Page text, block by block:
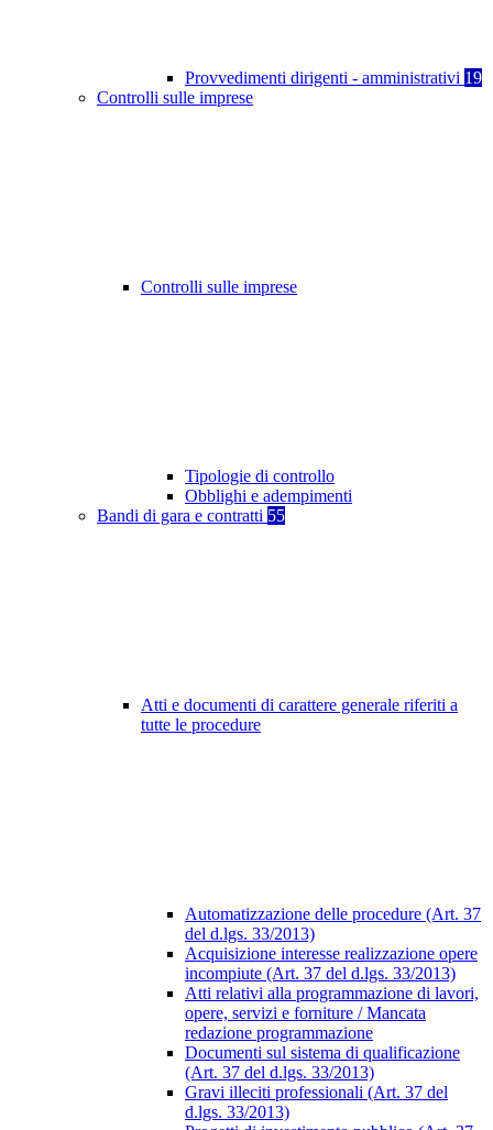
Provvedimenti dirigenti - amministrativi 19
Controlli sulle imprese
Controlli sulle imprese
Tipologie di controllo
Obblighi e adempimenti
Bandi di gara e contratti 55
Atti e documenti di carattere generale riferiti a
tutte le procedure
Automatizzazione delle procedure (Art. 37
del d.lgs. 33/2013)
Acquisizione interesse realizzazione opere
incompiute (Art. 37 del d.lgs. 33/2013)
Atti relativi alla programmazione di lavori,
opere, servizi e forniture / Mancata
redazione programmazione
Documenti sul sistema di qualificazione
(Art. 37 del d.lgs. 33/2013)
Gravi illeciti professionali (Art. 37 del
d.lgs. 33/2013)